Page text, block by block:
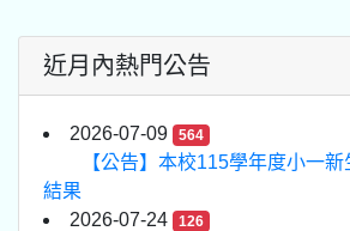
近月內熱門公告
2026-07-09 564
【公告】本校115學年度小一
結果
2026-07-24
126